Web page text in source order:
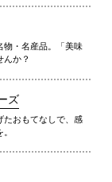
物・名産品。「美味
んか？
ズ
たおもてなしで、感